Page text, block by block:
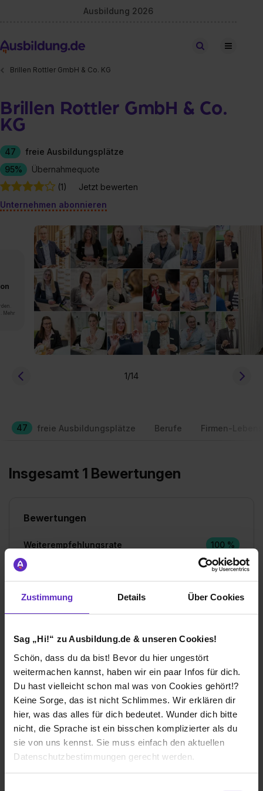
Zustimmung Details Über Cookies
Sag „Hi!“ zu Ausbildung.de & unseren Cookies!
Schön, dass du da bist! Bevor du hier ungestört
weitermachen kannst, haben wir ein paar Infos für dich.
Du hast vielleicht schon mal was von Cookies gehört!?
Keine Sorge, das ist nicht Schlimmes. Wir erklären dir
hier, was das alles für dich bedeutet. Wunder dich bitte
nicht, die Sprache ist ein bisschen komplizierter als du
sie von uns kennst. Sie muss einfach den aktuellen
Datenschutzbestimmungen gerecht werden.
Ausbildung 2026
Stellen finden
Brillen Rottler GmbH & Co. KG
Brillen Rottler GmbH & Co.
KG
47
freie Ausbildungsplätze
95%
Übernahmequote
(1)
Jetzt bewerten
Unternehmen abonnieren
Mehr
1/14
47 freie Ausbildungsplätze Berufe Firmen-
Insgesamt 1 Bewertungen
Ich würde diese Firma
weiterempfehlen!
Bewertungen
Weiterempfehlungsrate 100 %
Aufgaben & Lernerfolg
Spaßfaktor & Atmosphäre
Bewerte jetzt deine Ausbildung